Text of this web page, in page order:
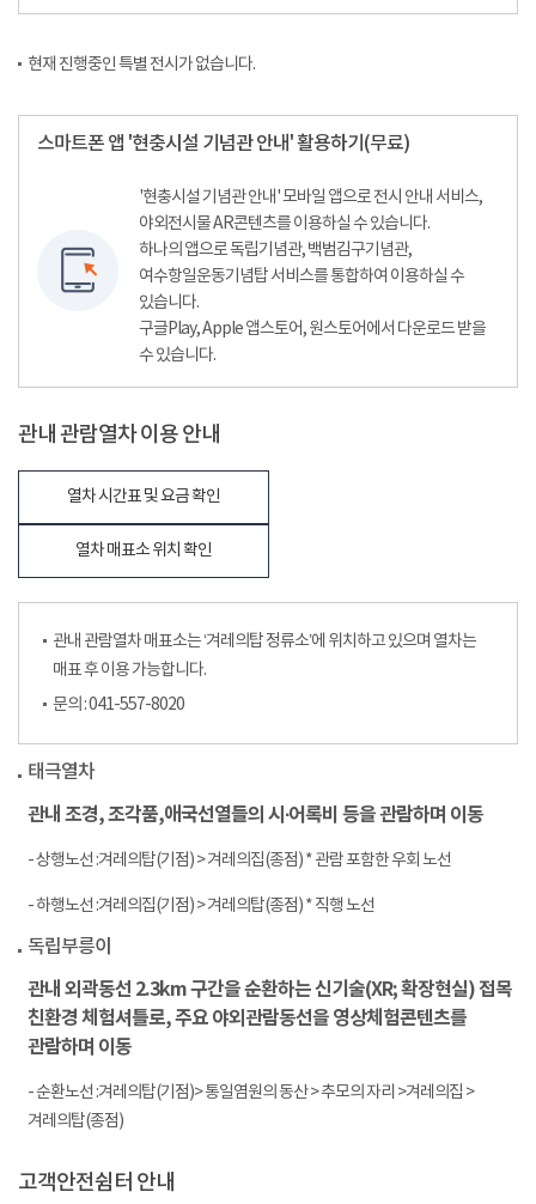
현재 진행중인 특별 전시가 없습니다.
스마트폰 앱 '현충시설 기념관 안내' 활용하기(무료)
'현충시설 기념관 안내' 모바일 앱으로 전시 안내 서비스,
야외전시물 AR콘텐츠를 이용하실 수 있습니다.
하나의 앱으로 독립기념관, 백범김구기념관,
여수항일운동기념탑 서비스를 통합하여 이용하실 수
있습니다.
구글Play, Apple 앱스토어, 원스토어에서 다운로드 받을
수 있습니다.
관내 관람열차 이용 안내
열차 시간표 및 요금 확인
열차 매표소 위치 확인
관내 관람열차 매표소는 ‘겨레의탑 정류소’에 위치하고 있으며 열차는
매표 후 이용 가능합니다.
문의 : 041-557-8020
태극열차
관내 조경, 조각품,애국선열들의 시∙어록비 등을 관람하며 이동
- 상행노선 :겨레의탑(기점) > 겨레의집(종점) * 관람 포함한 우회 노선
- 하행노선 :겨레의집(기점) > 겨레의탑(종점) * 직행 노선
독립부릉이
관내 외곽동선 2.3km 구간을 순환하는 신기술(XR; 확장현실) 접목
친환경 체험셔틀로, 주요 야외관람동선을 영상체험콘텐츠를
관람하며 이동
- 순환노선 :겨레의탑(기점)> 통일염원의 동산 > 추모의 자리 >겨레의집 >
겨레의탑(종점)
고객안전쉼터 안내